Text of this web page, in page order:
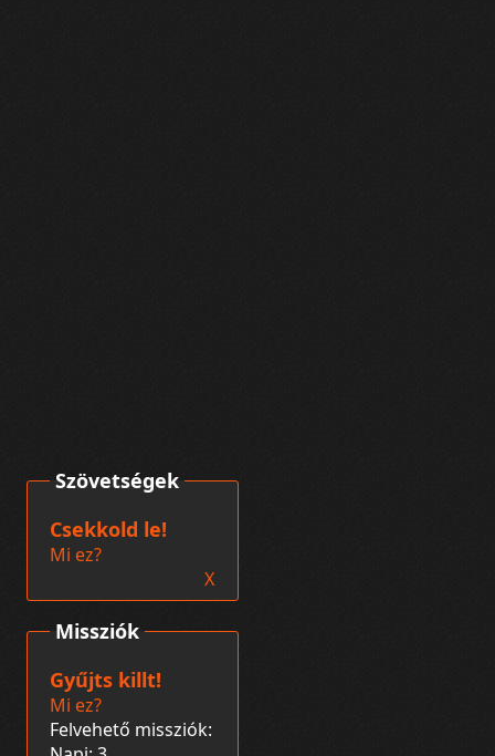
Missziók
Gyűjts killt!
Mi ez?
Felvehető missziók:
Szövetségek
Csekkold le!
Mi ez?
X